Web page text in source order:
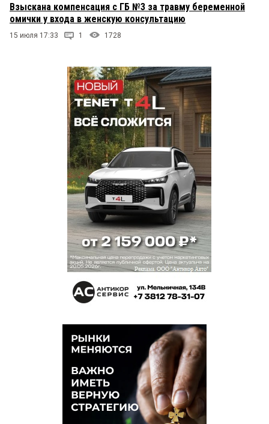
Взыскана компенсация с ГБ №3 за травму беременной
омички у входа в женскую консультацию
15 июля 17:33 1 1728